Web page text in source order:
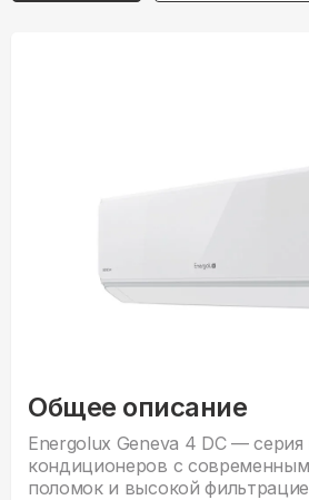
Общее описание
Energolux Geneva 4 DC —
кондиционеров с
поломок и высокой